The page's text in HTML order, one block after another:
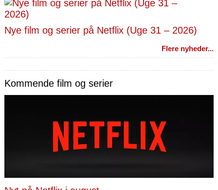
Nye film og serier på Netflix (Uge 31 – 2026)
Flere nyheder...
Kommende film og serier